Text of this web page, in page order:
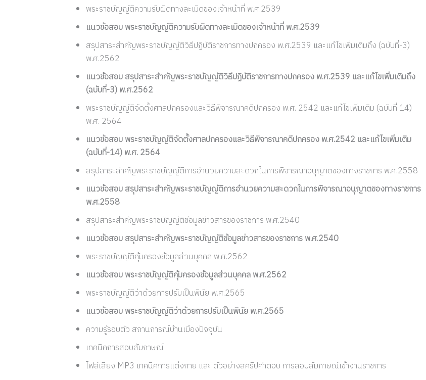
พระราชบัญญัติความรับผิดทางละเมิดของเจ้าหน้าที่ พ.ศ.2539
แนวข้อสอบ พระราชบัญญัติความรับผิดทางละเมิดของเจ้าหน้าที่ พ.ศ.2539
สรุปสาระสำคัญพระราชบัญญัติวิธีปฏิบัติราชการทางปกครอง พ.ศ.2539 และแก้ไขเพิ่มเติมถึง (ฉบับที่-3)
พ.ศ.2562
แนวข้อสอบ สรุปสาระสำคัญพระราชบัญญัติวิธีปฏิบัติราชการทางปกครอง พ.ศ.2539 และแก้ไขเพิ่มเติมถึง
(ฉบับที่-3) พ.ศ.2562
พระราชบัญญัติจัดตั้งศาลปกครองและวิธีพิจารณาคดีปกครอง พ.ศ. 2542 และแก้ไขเพิ่มเติม (ฉบับที่ 14)
พ.ศ. 2564
แนวข้อสอบ พระราชบัญญัติจัดตั้งศาลปกครองและวิธีพิจารณาคดีปกครอง พ.ศ.2542 และแก้ไขเพิ่มเติม
(ฉบับที่-14) พ.ศ. 2564
สรุปสาระสำคัญพระราชบัญญัติการอำนวยความสะดวกในการพิจารณาอนุญาตของทางราชการ พ.ศ.2558
แนวข้อสอบ สรุปสาระสำคัญพระราชบัญญัติการอำนวยความสะดวกในการพิจารณาอนุญาตของทางราชการ
พ.ศ.2558
สรุปสาระสำคัญพระราชบัญญัติข้อมูลข่าวสารของราชการ พ.ศ.2540
แนวข้อสอบ สรุปสาระสำคัญพระราชบัญญัติข้อมูลข่าวสารของราชการ พ.ศ.2540
พระราชบัญญัติคุ้มครองข้อมูลส่วนบุคคล พ.ศ.2562
แนวข้อสอบ พระราชบัญญัติคุ้มครองข้อมูลส่วนบุคคล พ.ศ.2562
พระราชบัญญัติว่าด้วยการปรับเป็นพินัย พ.ศ.2565
แนวข้อสอบ พระราชบัญญัติว่าด้วยการปรับเป็นพินัย พ.ศ.2565
ความรู้รอบตัว สถานการณ์บ้านเมืองปัจจุบัน
เทคนิคการสอบสัมภาษณ์
ไฟล์เสียง MP3 เทคนิคการแต่งกาย และ ตัวอย่างสคริปคำตอบ การสอบสัมภาษณ์เข้างานราชการ